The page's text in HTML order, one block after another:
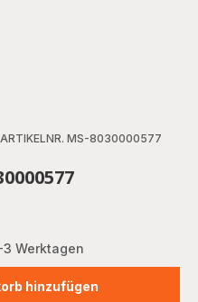
ARTIKELNR. MS-8030000577
Werktagen
hinzufügen